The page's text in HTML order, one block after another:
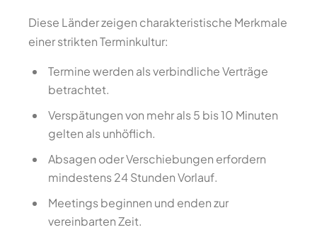
Diese Länder zeigen charakteristische Merkmale
einer strikten Terminkultur:
Termine werden als verbindliche Verträge
betrachtet.
Verspätungen von mehr als 5 bis 10 Minuten
gelten als unhöflich.
Absagen oder Verschiebungen erfordern
mindestens 24 Stunden Vorlauf.
Meetings beginnen und enden zur
vereinbarten Zeit.